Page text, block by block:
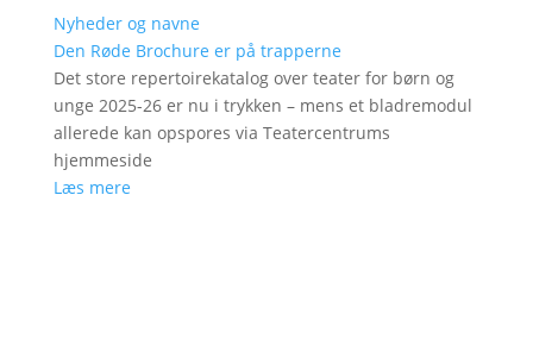
Nyheder og navne
Den Røde Brochure er på trapperne
Det store repertoirekatalog over teater for børn og
unge 2025-26 er nu i trykken – mens et bladremodul
allerede kan opspores via Teatercentrums
hjemmeside
Læs mere